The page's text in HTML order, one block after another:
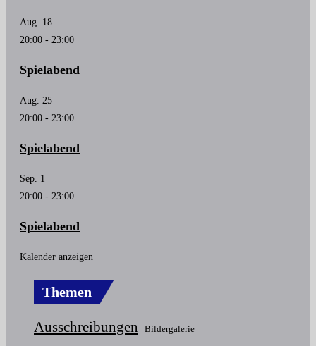
Aug. 18
20:00 - 23:00
Spielabend
Aug. 25
20:00 - 23:00
Spielabend
Sep. 1
20:00 - 23:00
Spielabend
Kalender anzeigen
Themen
Ausschreibungen Bildergalerie